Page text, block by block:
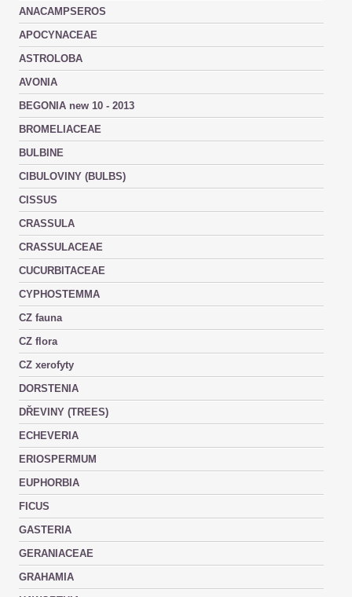
ANACAMPSEROS
APOCYNACEAE
ASTROLOBA
AVONIA
BEGONIA new 10 - 2013
BROMELIACEAE
BULBINE
CIBULOVINY (BULBS)
CISSUS
CRASSULA
CRASSULACEAE
CUCURBITACEAE
CYPHOSTEMMA
CZ fauna
CZ flora
CZ xerofyty
DORSTENIA
DŘEVINY (TREES)
ECHEVERIA
ERIOSPERMUM
EUPHORBIA
FICUS
GASTERIA
GERANIACEAE
GRAHAMIA